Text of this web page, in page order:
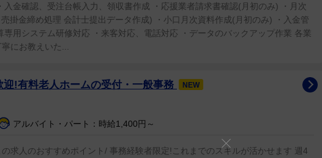
入金確認、受注台帳入力、領収書作成 ・応援業者請求書確認(月初のみ) ・月次
掛金締め処理 会計士提出データ作成) ・小口月次資料作成(月初のみ) ・入金管
専用システム研修対応 ・来客対応、電話対応 ・データのバックアップ作業 各業
にお教えいた...
迎!有料老人ホームの受付・一般事務 NEW
アルバイト・パート：時給1,400円～
の求人のおすすめポイント/ 事務経験者限定!これまでのスキルが活かせます 週4